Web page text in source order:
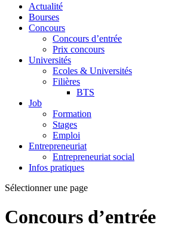
Actualité
Bourses
Concours
Concours d’entrée
Prix concours
Universités
Ecoles & Universités
Filières
BTS
Job
Formation
Stages
Emploi
Entrepreneuriat
Entrepreneuriat social
Infos pratiques
Sélectionner une page
Concours d’entrée